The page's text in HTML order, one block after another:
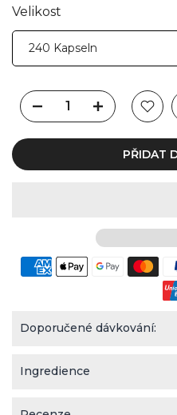
Velikost
PŘIDAT
Doporučené dávkování:
Ingredience